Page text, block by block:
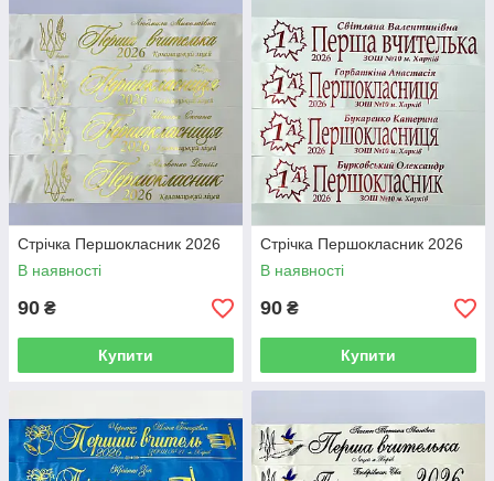
Стрічка Першокласник 2026
В наявності
90 ₴
Купити
Стрічка Першокласник 2026
В наявності
90 ₴
Купити